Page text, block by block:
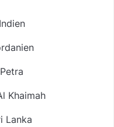
Khaimah
Lanka